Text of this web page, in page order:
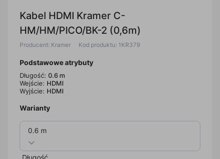
Kabel HDMI Kramer C-
HM/HM/PICO/BK-2 (0,6m)
Producent: Kramer Kod produktu: 1KR379
Podstawowe atrybuty
Długość: 0.6 m
Wejście: HDMI
Wyjście: HDMI
Warianty
0.6 m
Długość